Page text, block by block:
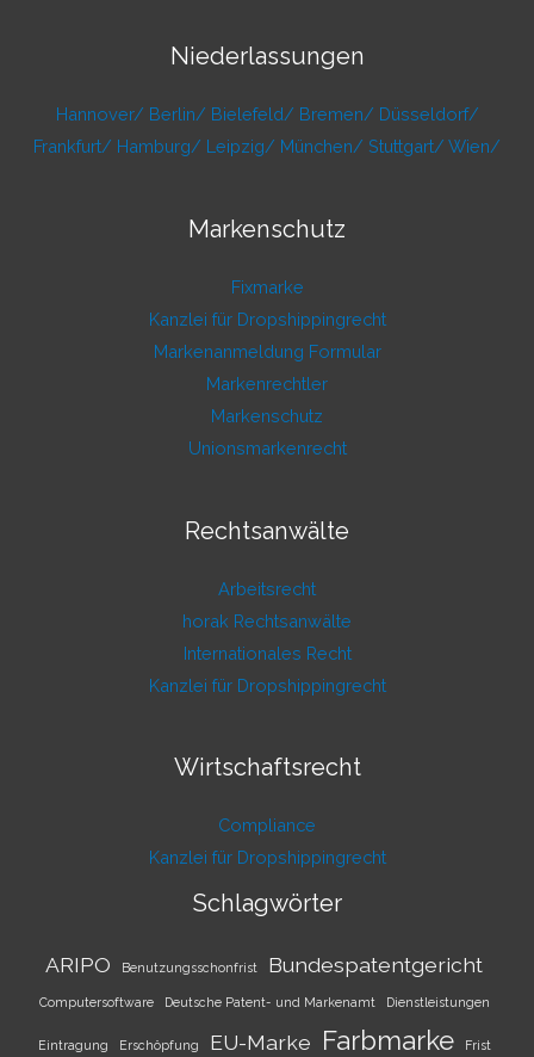
Niederlassungen
Hannover/ Berlin/ Bielefeld/ Bremen/ Düsseldorf/
Frankfurt/ Hamburg/ Leipzig/ München/ Stuttgart/ Wien/
Markenschutz
Fixmarke
Kanzlei für Dropshippingrecht
Markenanmeldung Formular
Markenrechtler
Markenschutz
Unionsmarkenrecht
Rechtsanwälte
Arbeitsrecht
horak Rechtsanwälte
Internationales Recht
Kanzlei für Dropshippingrecht
Wirtschaftsrecht
Compliance
Kanzlei für Dropshippingrecht
Schlagwörter
ARIPO Benutzungsschonfrist Bundespatentgericht
Computersoftware Deutsche Patent- und Markenamt Dienstleistungen
Eintragung Erschöpfung EU-Marke Farbmarke Frist